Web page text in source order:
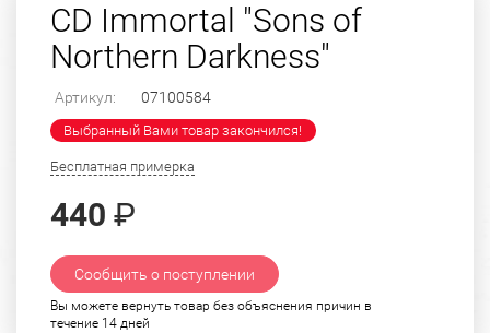
CD Immortal "Sons of
Northern Darkness"
Артикул: 07100584
Выбранный Вами товар закончился!
Бесплатная примерка
440 ₽
Сообщить о поступлении
Вы можете вернуть товар без объяснения причин в
течение 14 дней